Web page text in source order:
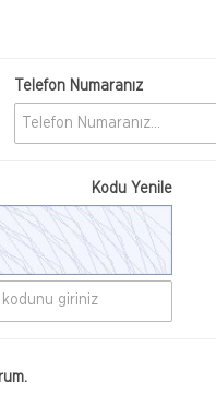
Telefon Numaranız
Kodu Yenile